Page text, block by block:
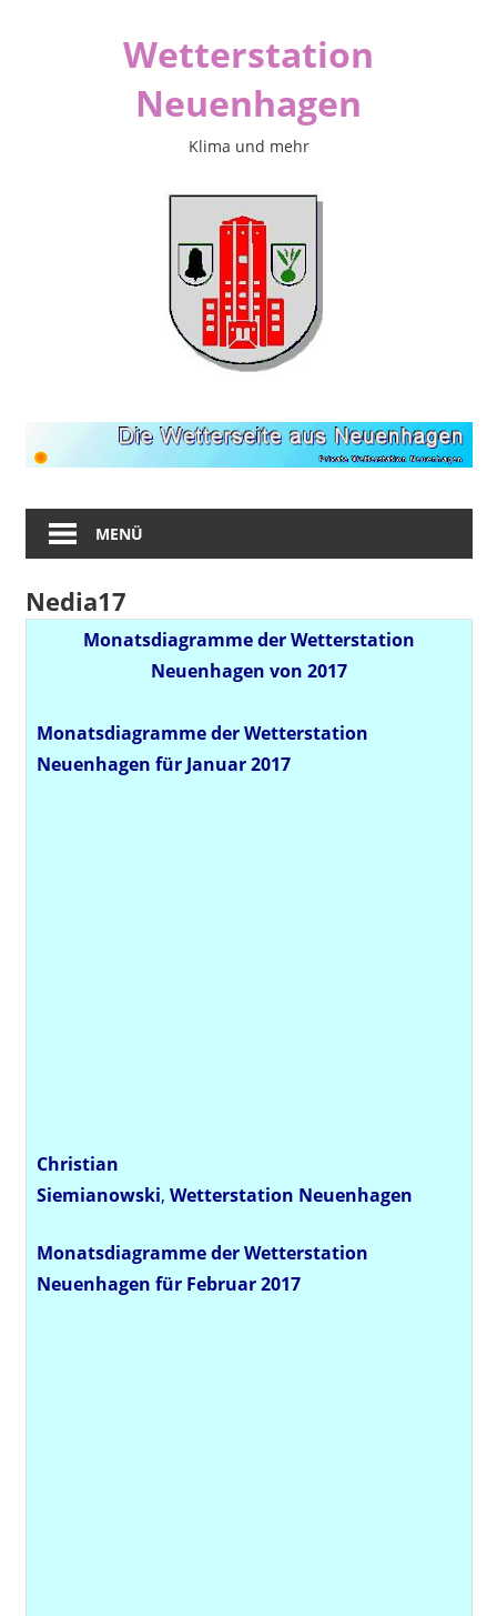
Wetterstation
Neuenhagen
Klima und mehr
MENÜ
Nedia17
Monatsdiagramme der Wetterstation
Neuenhagen von 2017
Monatsdiagramme der Wetterstation
Neuenhagen für Januar 2017
Christian
Siemianowski,Wetterstation Neuenhagen
Monatsdiagramme der Wetterstation
Neuenhagen für Februar 2017